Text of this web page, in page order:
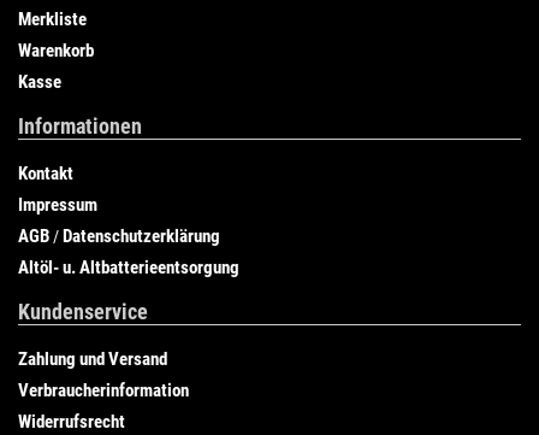
Merkliste
Warenkorb
Kasse
Informationen
Kontakt
Impressum
AGB /Datenschutzerklärung
Altöl- u. Altbatterieentsorgung
Kundenservice
Zahlung und Versand
Verbraucherinformation
Widerrufsrecht